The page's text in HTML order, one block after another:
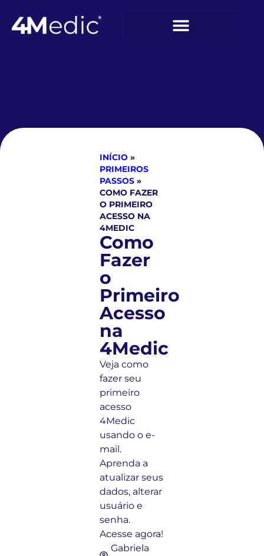
INÍCIO »
PRIMEIROS
PASSOS »
COMO FAZER
O PRIMEIRO
ACESSO NA
4MEDIC
Como
Fazer
o
Primeiro
Acesso
na
4Medic
Veja como
fazer seu
primeiro
acesso
4Medic
usando o e-
mail.
Aprenda a
atualizar seus
dados, alterar
usuário e
senha.
Acesse agora!
Gabriela